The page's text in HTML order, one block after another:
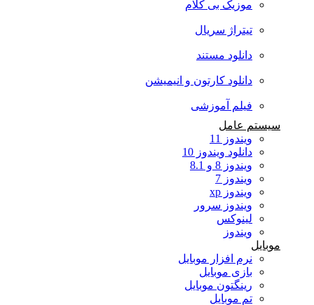
موزیک بی کلام
تیتراژ سریال
دانلود مستند
دانلود کارتون و انیمیشن
فیلم آموزشی
سیستم عامل
ویندوز 11
دانلود ویندوز 10
ویندوز 8 و 8.1
ویندوز 7
ویندوز xp
ویندوز سرور
لینوکس
ویندوز
موبایل
نرم افزار موبایل
بازی موبایل
رینگتون موبایل
تم موبایل